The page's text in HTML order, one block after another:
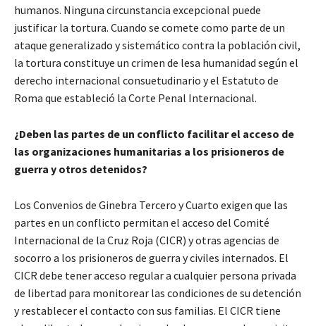
humanos. Ninguna circunstancia excepcional puede
justificar la tortura. Cuando se comete como parte de un
ataque generalizado y sistemático contra la población civil,
la tortura constituye un crimen de lesa humanidad según el
derecho internacional consuetudinario y el Estatuto de
Roma que estableció la Corte Penal Internacional.
¿Deben las partes de un conflicto facilitar el acceso de
las organizaciones humanitarias a los prisioneros de
guerra y otros detenidos?
Los Convenios de Ginebra Tercero y Cuarto exigen que las
partes en un conflicto permitan el acceso del Comité
Internacional de la Cruz Roja (CICR) y otras agencias de
socorro a los prisioneros de guerra y civiles internados. El
CICR debe tener acceso regular a cualquier persona privada
de libertad para monitorear las condiciones de su detención
y restablecer el contacto con sus familias. El CICR tiene